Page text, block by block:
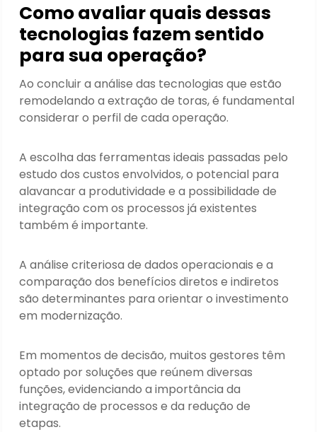
Como avaliar quais dessas
tecnologias fazem sentido
para sua operação?
Ao concluir a análise das tecnologias que estão
remodelando a extração de toras, é fundamental
considerar o perfil de cada operação.
A escolha das ferramentas ideais passadas pelo
estudo dos custos envolvidos, o potencial para
alavancar a produtividade e a possibilidade de
integração com os processos já existentes
também é importante.
A análise criteriosa de dados operacionais e a
comparação dos benefícios diretos e indiretos
são determinantes para orientar o investimento
em modernização.
Em momentos de decisão, muitos gestores têm
optado por soluções que reúnem diversas
funções, evidenciando a importância da
integração de processos e da redução de
etapas.